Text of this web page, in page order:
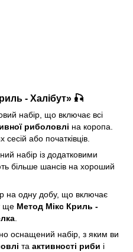
- Халібут» 🎣
набір, що включає всі
риболовлі на коропа.
або початківців.
набір із додатковими
більше шансів на хороший
на одну добу, що включає
ще Метод Мікс Криль -
оснащений набір, з яким ви
та активності риби і